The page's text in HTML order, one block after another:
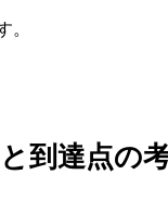
。
到達点の